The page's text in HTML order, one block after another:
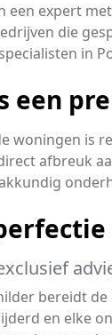
een expert
die
in
een
woningen is
afbreuk
bereidt
en elke